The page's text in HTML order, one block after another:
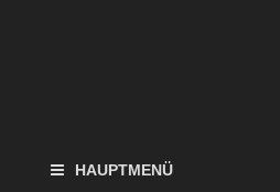
HAUPTMENÜ